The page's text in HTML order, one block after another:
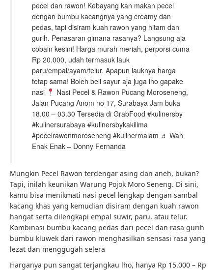
pecel dan rawon! Kebayang kan makan pecel
dengan bumbu kacangnya yang creamy dan
pedas, tapi disiram kuah rawon yang hitam dan
gurih. Penasaran gimana rasanya? Langsung aja
cobain kesini! Harga murah meriah, perporsi cuma
Rp 20.000, udah termasuk lauk
paru/empal/ayam/telur. Apapun lauknya harga
tetap sama! Boleh beli sayur aja juga lho gapake
nasi
Nasi Pecel & Rawon Pucang Moroseneng,
Jalan Pucang Anom no 17, Surabaya Jam buka
18.00 – 03.30 Tersedia di GrabFood #kulinersby
#kulinersurabaya #kulinersbykakilima
#pecelrawonmoroseneng #kulinermalam ♬ Wah
Enak Enak – Donny Fernanda
Mungkin Pecel Rawon terdengar asing dan aneh, bukan?
Tapi, inilah keunikan Warung Pojok Moro Seneng. Di sini,
kamu bisa menikmati nasi pecel lengkap dengan sambal
kacang khas yang kemudian disiram dengan kuah rawon
hangat serta dilengkapi empal suwir, paru, atau telur.
Kombinasi bumbu kacang pedas dari pecel dan rasa gurih
bumbu kluwek dari rawon menghasilkan sensasi rasa yang
lezat dan menggugah selera
Harganya pun sangat terjangkau lho, hanya Rp 15.000 – Rp